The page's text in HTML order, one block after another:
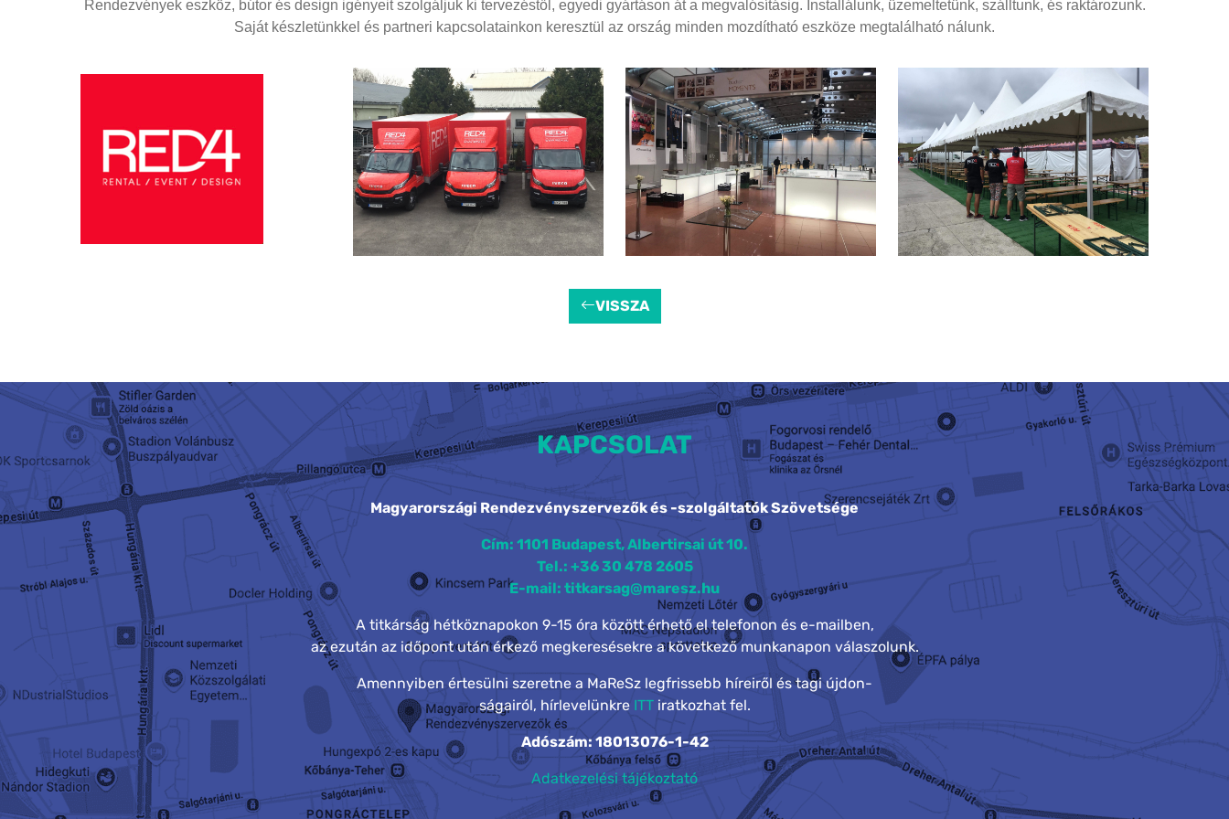
Rendezvények eszköz, bútor és design igényeit szolgáljuk ki tervezéstől, egyedi gyártáson át a megvalósításig. Installálunk, üzemeltetünk, szálltunk, és raktározunk.
Saját készletünkkel és partneri kapcsolatainkon keresztül az ország minden mozdítható eszköze megtalálható nálunk.
VISSZA
KAPCSOLAT
Magyarországi Rendezvényszervezők és -szolgáltatók Szövetsége
Cím: 1101 Budapest, Albertirsai út 10.
Tel.: +36 30 478 2605
E-mail: titkarsag@maresz.hu
A titkárság hétköznapokon 9-15 óra között érhető el telefonon és e-mailben,
az ezután az időpont után érkező megkeresésekre a következő munkanapon válaszolunk.
Amennyiben értesülni szeretne a MaReSz legfrissebb híreiről és tagi újdon-
ságairól, hírlevelünkre ITTiratkozhat fel.
Adószám: 18013076-1-42
Adatkezelési tájékoztató